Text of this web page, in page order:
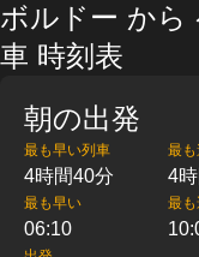
ボルドー から
車 時刻表
朝の出発
最も早い列車
4時間40分
最
4
最も早い
06:10
最